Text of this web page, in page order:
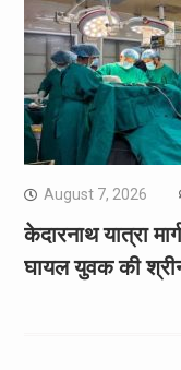
August 7, 2026
केदारनाथ यात्रा
घायल युवक की